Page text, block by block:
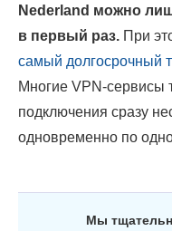
Nederland можно
в первый раз. При
самый долгосрочный
Многие VPN-сервисы
подключения сразу
одновременно по
Мы